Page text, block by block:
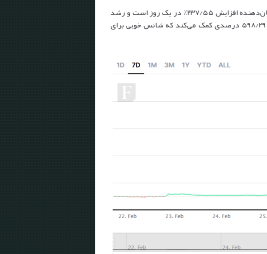
به طور خاص، قیمت آن در زمان چاپ به ۰/۰۰۲۳۱۵ دلار رسید که نشان‌دهنده افزایش ۲۳۷/۵۵٪ در یک روز است و رشد
هفتگی آن را ۳۵۹/۶۶٪ افزایش می‌دهد و به افزایش قیمت ۳۰ روزه ۵۹۸/۲۹ درصدی کمک می‌کند که شانس خوبی برای